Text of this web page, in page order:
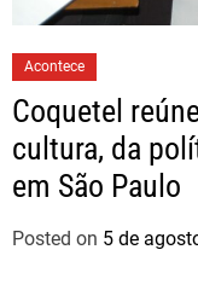
Acontece
Coquetel
cultura, da
em São Paulo
Posted on 5 de